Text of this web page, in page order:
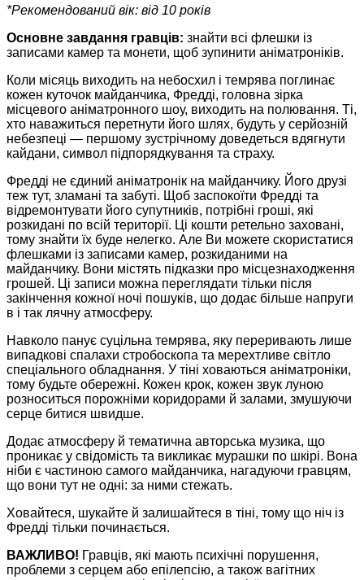
*Рекомендований вік: від 10 років
Основне завдання гравців: знайти всі флешки із
записами камер та монети, щоб зупинити аніматроніків.
Коли місяць виходить на небосхил і темрява поглинає
кожен куточок майданчика, Фредді, головна зірка
місцевого аніматронного шоу, виходить на полювання. Ті,
хто наважиться перетнути його шлях, будуть у серйозній
небезпеці — першому зустрічному доведеться вдягнути
кайдани, символ підпорядкування та страху.
Фредді не єдиний аніматронік на майданчику. Його друзі
теж тут, зламані та забуті. Щоб заспокоїти Фредді та
відремонтувати його супутників, потрібні гроші, які
розкидані по всій території. Ці кошти ретельно заховані,
тому знайти їх буде нелегко. Але Ви можете скористатися
флешками із записами камер, розкиданими на
майданчику. Вони містять підказки про місцезнаходження
грошей. Ці записи можна переглядати тільки після
закінчення кожної ночі пошуків, що додає більше напруги
в і так лячну атмосферу.
Навколо панує суцільна темрява, яку переривають лише
випадкові спалахи стробоскопа та мерехтливе світло
спеціального обладнання. У тіні ховаються аніматроніки,
тому будьте обережні. Кожен крок, кожен звук луною
розноситься порожніми коридорами й залами, змушуючи
серце битися швидше.
Додає атмосферу й тематична авторська музика, що
проникає у свідомість та викликає мурашки по шкірі. Вона
ніби є частиною самого майданчика, нагадуючи гравцям,
що вони тут не одні: за ними стежать.
Ховайтеся, шукайте й залишайтеся в тіні, тому що ніч із
Фредді тільки починається.
ВАЖЛИВО! Гравців, які мають психічні порушення,
проблеми з серцем або епілепсію, а також вагітних